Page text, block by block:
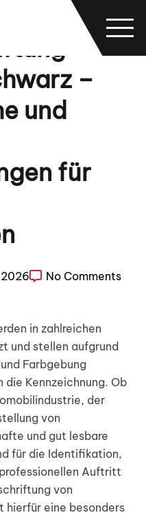
–
und
für
No Comments
in zahlreichen
und stellen aufgrund
Farbgebung
die Kennzeichnung. Ob
der
von
und gut lesbare
für die Identifikation,
Auftritt
von
eine besonders